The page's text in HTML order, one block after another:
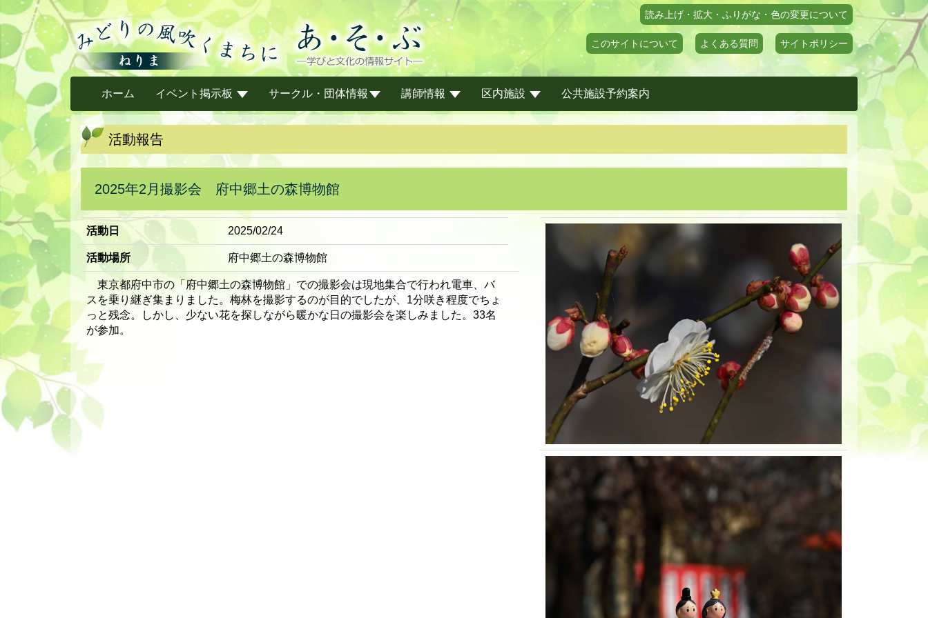
読み上げ・拡大・ふりがな・色の変更について
このサイトについて よくある質問 サイトポリシー
ホーム イベント掲示板 サークル・団体情報 講師情報 区内施設 公共施設予約案内
活動報告
2025年2月撮影会 府中郷土の森博物館
活動日 2025/02/24
活動場所 府中郷土の森博物館
東京都府中市の「府中郷土の森博物館」での撮影会は現地集合で行われ電車、バ
スを乗り継ぎ集まりました。梅林を撮影するのが目的でしたが、1分咲き程度でちょ
っと残念。しかし、少ない花を探しながら暖かな日の撮影会を楽しみました。33名
が参加。